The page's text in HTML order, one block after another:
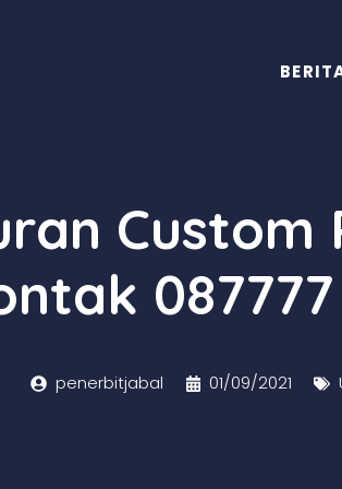
Custom
087777
penerbitjabal 01/09/2021